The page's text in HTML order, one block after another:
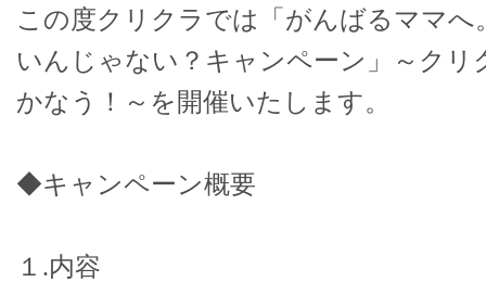
この度クリクラでは「がんばるママ
いんじゃない？キャンペーン」～クリ
かなう！～を開催いたします。
◆キャンペーン概要
１.内容